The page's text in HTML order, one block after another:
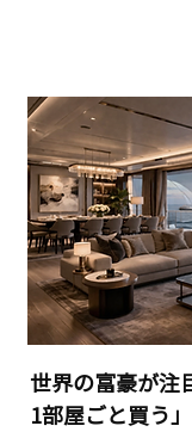
世界の富豪が注
1部屋ごと買う」